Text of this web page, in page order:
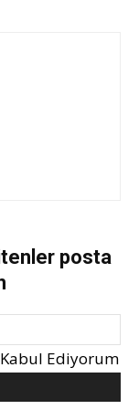
posta
Kabul Ediyorum